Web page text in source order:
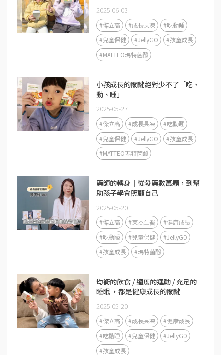
2025-06-03
#傑立高 #成長果凍
#吃動睡
#兒童保健
#JellyGO
#孩童成長
#MATTEO瑪特菌酚
小孩成長的關鍵絕對少不了「吃、
動、睡」
2025-05-27
#傑立高 #成長果凍
#吃動睡
#兒童保健
#JellyGO
#孩童成長
#MATTEO瑪特菌酚
藥師的轉身｜從發藥數萬顆，到幫
助孩子學會照顧自己
2025-05-20
#傑立高 #東杰生醫
#健康成長
#吃動睡
#兒童保健
#JellyGO
#孩童成長
#瑪特菌酚
均衡的飲食 / 適度的運動 / 充足的
睡眠 ，都是健康成長的關鍵
2025-05-20
#傑立高 #成長果凍
#健康成長
#吃動睡
#兒童保健
#JellyGO
#孩童成長